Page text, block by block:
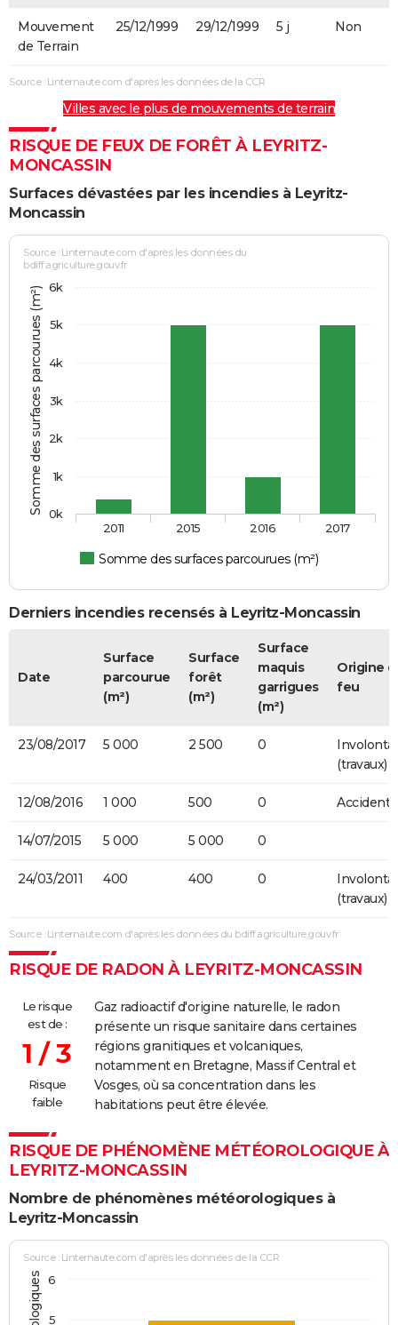
Mouvement
de Terrain
25/12/1999 29/12/1999 5 j Non
Source : Linternaute.com d'après les données de la CCR
Villes avec le plus de mouvements de terrain
RISQUE DE FEUX DE FORÊT À LEYRITZ-
MONCASSIN
Surfaces dévastées par les incendies à Leyritz-
Moncassin
Somme des surfaces parcourues (m²)
Source : Linternaute.com d'après les données du
bdiff.agriculture.gouv.fr
Somme des surfaces parcourues (m²)
2011 2015 2016 2017
0k
1k
2k
3k
4k
5k
6k
Derniers incendies recensés à Leyritz-Moncassin
Date
Surface
parcourue
(m²)
Surface
forêt
(m²)
Surface
maquis
garrigues
(m²)
Origine
feu
23/08/2017 5 000 2 500 0
(travaux)
12/08/2016 1 000 500 0
14/07/2015 5 000 5 000 0
24/03/2011 400 400 0
(travaux)
Source : Linternaute.com d'après les données du bdiff.agriculture.gouv.fr
RISQUE DE RADON À LEYRITZ-MONCASSIN
Le risque
est de :
1 / 3
Risque
faible
Gaz radioactif d'origine naturelle, le radon
présente un risque sanitaire dans certaines
régions granitiques et volcaniques,
notamment en Bretagne, Massif Central et
Vosges, où sa concentration dans les
habitations peut être élevée.
RISQUE DE PHÉNOMÈNE MÉTÉOROLOGIQUE À
LEYRITZ-MONCASSIN
Nombre de phénomènes météorologiques à
Leyritz-Moncassin
Source : Linternaute.com d'après les données de la CCR
5
6